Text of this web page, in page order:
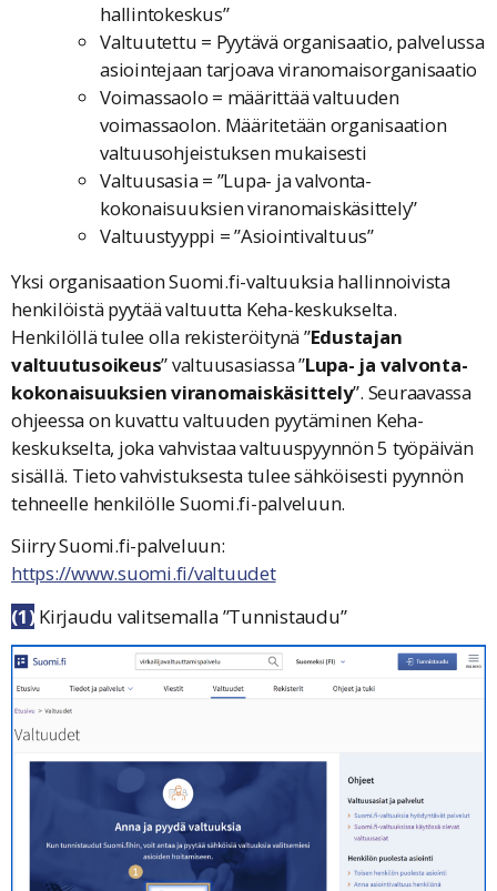
hallintokeskus”
Valtuutettu = Pyytävä organisaatio, palvelussa
asiointejaan tarjoava viranomaisorganisaatio
Voimassaolo = määrittää valtuuden
voimassaolon. Määritetään organisaation
valtuusohjeistuksen mukaisesti
Valtuusasia = ”Lupa- ja valvonta-
kokonaisuuksien viranomaiskäsittely”
Valtuustyyppi = ”Asiointivaltuus”
Yksi organisaation Suomi.fi-valtuuksia hallinnoivista
henkilöistä pyytää valtuutta Keha-keskukselta.
Henkilöllä tulee olla rekisteröitynä ”Edustajan
valtuutusoikeus” valtuusasiassa ”Lupa- ja valvonta-
kokonaisuuksien viranomaiskäsittely”. Seuraavassa
ohjeessa on kuvattu valtuuden pyytäminen Keha-
keskukselta, joka vahvistaa valtuuspyynnön 5 työpäivän
sisällä. Tieto vahvistuksesta tulee sähköisesti pyynnön
tehneelle henkilölle Suomi.fi-palveluun.
Siirry Suomi.fi-palveluun:
https://www.suomi.fi/valtuudet
(1) Kirjaudu valitsemalla”Tunnistaudu”